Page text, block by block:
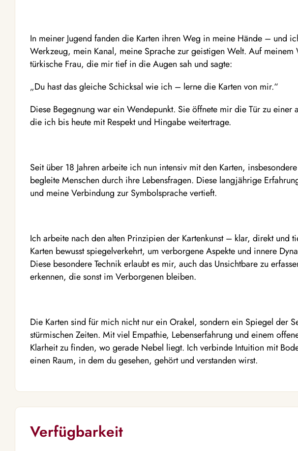
In meiner Jugend fanden die Karten ihren Weg in meine Hände – und
Werkzeug, mein Kanal, meine Sprache zur geistigen Welt. Auf
türkische Frau, die mir tief in die Augen sah und sagte:
„Du hast das gleiche Schicksal wie ich – lerne die Karten von mir.“
Diese Begegnung war ein Wendepunkt. Sie öffnete mir die Tür zu einer
die ich bis heute mit Respekt und Hingabe weitertrage.
Seit über 18 Jahren arbeite ich nun intensiv mit den Karten,
begleite Menschen durch ihre Lebensfragen. Diese langjährige
und meine Verbindung zur Symbolsprache vertieft.
Ich arbeite nach den alten Prinzipien der Kartenkunst – klar, direkt und
Karten bewusst spiegelverkehrt, um verborgene Aspekte und innere
Diese besondere Technik erlaubt es mir, auch das Unsichtbare zu
erkennen, die sonst im Verborgenen bleiben.
Die Karten sind für mich nicht nur ein Orakel, sondern ein Spiegel der
stürmischen Zeiten. Mit viel Empathie, Lebenserfahrung und einem
Klarheit zu finden, wo gerade Nebel liegt. Ich verbinde Intuition mit
einen Raum, in dem du gesehen, gehört und verstanden wirst.
Verfügbarkeit